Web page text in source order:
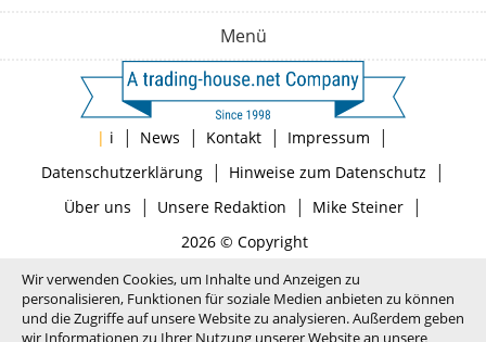
Menü
| i | News | Kontakt | Impressum |
Datenschutzerklärung| Hinweise zum Datenschutz |
Über uns | Unsere Redaktion | Mike Steiner|
2026 © Copyright
Wir verwenden Cookies, um Inhalte und Anzeigen zu
personalisieren, Funktionen für soziale Medien anbieten zu können
und die Zugriffe auf unsere Website zu analysieren. Außerdem geben
wir Informationen zu Ihrer Nutzung unserer Website an unsere